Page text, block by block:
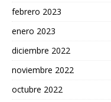
febrero 2023
enero 2023
diciembre 2022
noviembre 2022
octubre 2022